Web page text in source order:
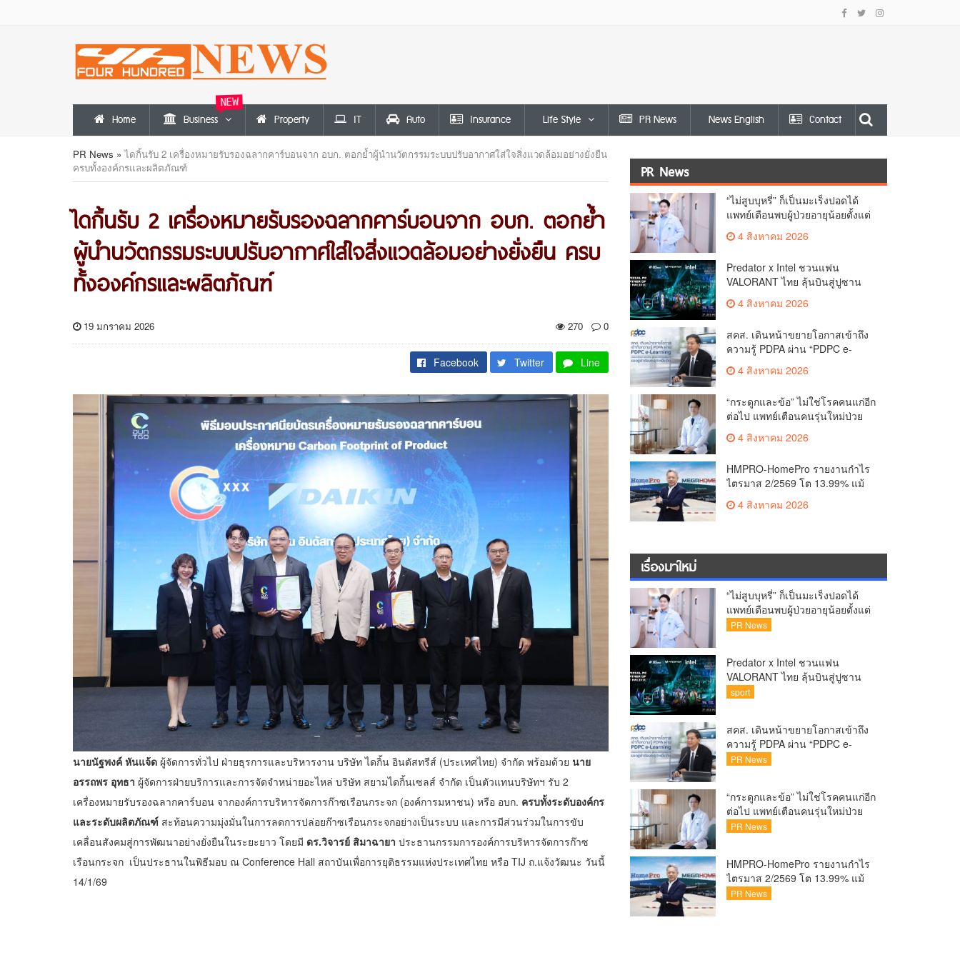
Home Business
NEW
Property IT Auto Insurance Life Style PR News News English Contact
PR News »ไดกิ้นรับ 2 เครื่องหมายรับรองฉลากคาร์บอนจาก อบก. ตอกย้ำผู้นำนวัตกรรมระบบปรับอากาศใส่ใจสิ่งแวดล้อมอย่างยั่งยืน
ครบทั้งองค์กรและผลิตภัณฑ์
ไดกิ้นรับ 2 เครื่องหมายรับรองฉลากคาร์บอนจาก อบก. ตอกย้ำ
ผู้นำนวัตกรรมระบบปรับอากาศใส่ใจสิ่งแวดล้อมอย่างยั่งยืน ครบ
ทั้งองค์กรและผลิตภัณฑ์
19 มกราคม 2026 270 0
Facebook Twitter Line
นายนัฐพงค์ หันแจ้ด ผู้จัดการทั่วไป ฝ่ายธุรการและบริหารงาน บริษัท ไดกิ้น อินดัสทรีส์ (ประเทศไทย) จำกัด พร้อมด้วย นาย
อรรถพร อุทธา ผู้จัดการฝ่ายบริการและการจัดจำหน่ายอะไหล่ บริษัท สยามไดกิ้นเซลส์ จำกัด เป็นตัวแทนบริษัทฯ รับ 2
เครื่องหมายรับรองฉลากคาร์บอน จากองค์การบริหารจัดการก๊าซเรือนกระจก (องค์การมหาชน) หรือ อบก. ครบทั้งระดับองค์กร
และระดับผลิตภัณฑ์ สะท้อนความมุ่งมั่นในการลดการปล่อยก๊าซเรือนกระจกอย่างเป็นระบบ และการมีส่วนร่วมในการขับ
เคลื่อนสังคมสู่การพัฒนาอย่างยั่งยืนในระยะยาว โดยมี ดร.วิจารย์ สิมาฉายา ประธานกรรมการองค์การบริหารจัดการก๊าซ
เรือนกระจก เป็นประธานในพิธีมอบ ณ Conference Hall สถาบันเพื่อการยุติธรรมแห่งประเทศไทย หรือ TIJ ถ.แจ้งวัฒนะ วันนี้
14/1/69
PR News
“ไม่สูบบุหรี่” ก็เป็นมะเร็งปอดได้
แพทย์เตือนพบผู้ป่วยอายุน้อยตั้งแต่
วัย 35 ปีเพิ่มขึ้นคนไทยกว่า 70%
รู้ตัวเมื่อโรคลุกลาม
4 สิงหาคม 2026
Predator x Intel ชวนแฟน
VALORANT ไทย ลุ้นบินสู่ปูซาน
เชียร์ศึก VCT Pacific Finals Busan
ประเทศเกาหลีใต้ Predator x Intel
สู่ปูซาน แบบติดขอบสนาม พร้อม
กิจกรรมสุดพิเศษตลอดทัวร์นาเมนต์
4 สิงหาคม 2026
สคส. เดินหน้าขยายโอกาสเข้าถึง
ความรู้ PDPA ผ่าน “PDPC e-
Learning” เรียนฟรี ทุกที่ ทุกเวลา
พร้อมประกาศนียบัตร ต่อยอด
ปลอดภัย เผยยอดผู้เข้าเรียนล่าสุด
ทะลุ 8 หมื่นรายแล้ว
4 สิงหาคม 2026
“กระดูกและข้อ” ไม่ใช่โรคคนแก่อีก
ต่อไป แพทย์เตือนคนรุ่นใหม่ป่วย
เพิ่ม 20-30% เสี่ยง ‘ข้อเข่าเสื่อม
ก่อนวัย’ จากกระแสกีฬา
4 สิงหาคม 2026
HMPRO-HomePro รายงานกำไร
ไตรมาส 2/2569 โต 13.99% แม้
เศรษฐกิจผันผวนเดินหน้าขยาย
สาขา เสริมพอร์ต Private Brand
4 สิงหาคม 2026
เรื่องมาใหม่
“ไม่สูบบุหรี่” ก็เป็นมะเร็งปอดได้
แพทย์เตือนพบผู้ป่วยอายุน้อยตั้งแต่
วัย 35 ปีเพิ่มขึ้นคนไทยกว่า 70%
PR News
Predator x Intel ชวนแฟน
VALORANT ไทย ลุ้นบินสู่ปูซาน
เชียร์ศึก VCT Pacific Finals Busan
สู่ปูซาน แบบติดขอบสนาม พร้อม
กิจกรรมสุดพิเศษตลอดทัวร์นาเมนต์
sport
สคส. เดินหน้าขยายโอกาสเข้าถึง
ความรู้ PDPA ผ่าน “PDPC e-
Learning” เรียนฟรี ทุกที่ ทุกเวลา
ปลอดภัย เผยยอดผู้เข้าเรียนล่าสุด
ทะลุ 8 หมื่นรายแล้ว
PR News
“กระดูกและข้อ” ไม่ใช่โรคคนแก่อีก
ต่อไป แพทย์เตือนคนรุ่นใหม่ป่วย
เพิ่ม 20-30% เสี่ยง ‘ข้อเข่าเสื่อม
PR News
HMPRO-HomePro รายงานกำไร
ไตรมาส 2/2569 โต 13.99% แม้
เศรษฐกิจผันผวนเดินหน้าขยาย
PR News